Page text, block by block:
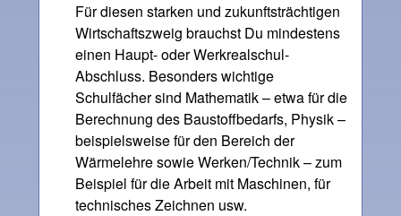
Für diesen starken und zukunftsträchtigen
Wirtschaftszweig brauchst Du mindestens
einen Haupt- oder Werkrealschul-
Abschluss. Besonders wichtige
Schulfächer sind Mathematik – etwa für die
Berechnung des Baustoffbedarfs, Physik –
beispielsweise für den Bereich der
Wärmelehre sowie Werken/Technik – zum
Beispiel für die Arbeit mit Maschinen, für
technisches Zeichnen usw.